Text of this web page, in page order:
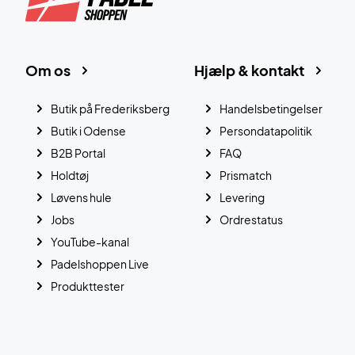
Hjælp & kontakt
Handelsbetingelser
Persondatapolitik
FAQ
Prismatch
Levering
Ordrestatus
Om os
Butik på Frederiksberg
Butik i Odense
B2B Portal
Holdtøj
Løvens hule
Jobs
YouTube-kanal
Padelshoppen Live
Produkttester